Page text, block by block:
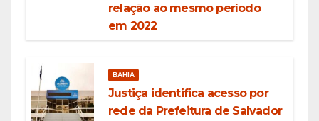
relação ao mesmo período
em 2022
BAHIA
Justiça identifica acesso por
rede da Prefeitura de Salvador